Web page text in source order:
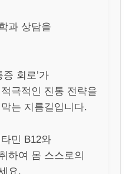
과 상담을
회로’가
극적인 진통 전략을
는 지름길입니다.
민 B12와
하여 몸 스스로의
요.